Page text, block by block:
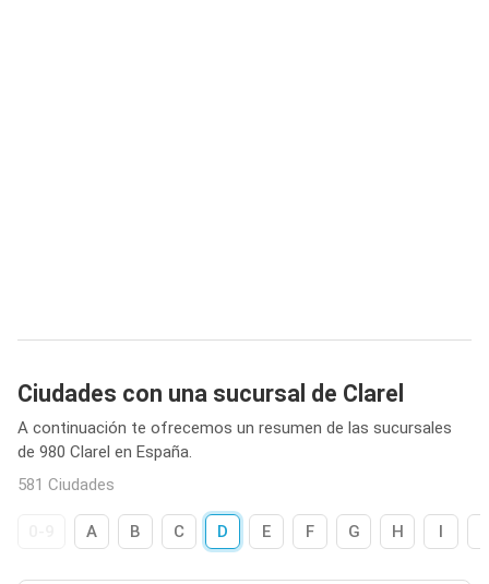
Ciudades con una sucursal de Clarel
A continuación te ofrecemos un resumen de las sucursales
de 980 Clarel en España.
581 Ciudades
A B C D E F G H I